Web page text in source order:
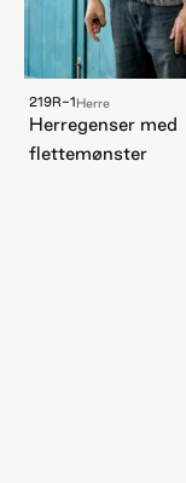
219R-1Herre
Herregenser med
flettemønster